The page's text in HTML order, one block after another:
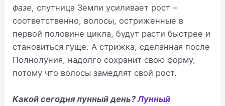
фазе, спутница Земли усиливает рост –
соответственно, волосы, остриженные в
первой половине цикла, будут расти быстрее и
становиться гуще. А стрижка, сделанная после
Полнолуния, надолго сохранит свою форму,
потому что волосы замедлят свой рост.
Какой сегодня лунный день?Лунный